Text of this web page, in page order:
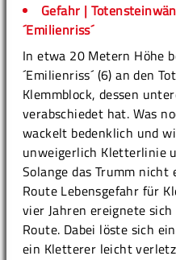
Gefahr |
´Emilienriss´
In etwa 20 Metern Höhe
´Emilienriss´ (6) an den
Klemmblock, dessen
verabschiedet hat. Was
wackelt bedenklich und
unweigerlich Kletterlinie
Solange das Trumm
Route Lebensgefahr für
vier Jahren ereignete
Route. Dabei löste sich
ein Kletterer leicht